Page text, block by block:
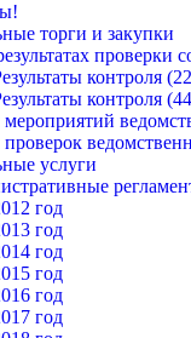
торги и закупки
проверки
контроля
контроля
услуги
год
год
год
год
год
год